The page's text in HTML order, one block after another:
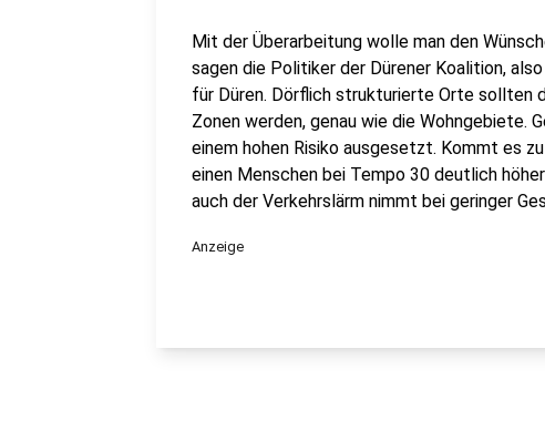
Mit der Überarbeitung wolle man den
sagen die Politiker der Dürener Koalition,
für Düren. Dörflich strukturierte Orte
Zonen werden, genau wie die Wohngebiete.
einem hohen Risiko ausgesetzt. Kommt es
einen Menschen bei Tempo 30 deutlich
auch der Verkehrslärm nimmt bei geringer
Anzeige